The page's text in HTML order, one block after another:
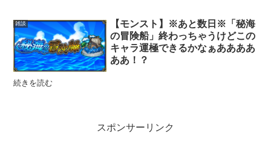
雑談
【モンスト】※あと数日※「秘海
の冒険船」終わっちゃうけどこの
キャラ運極できるかなぁああああ
ああ！？
続きを読む
スポンサーリンク